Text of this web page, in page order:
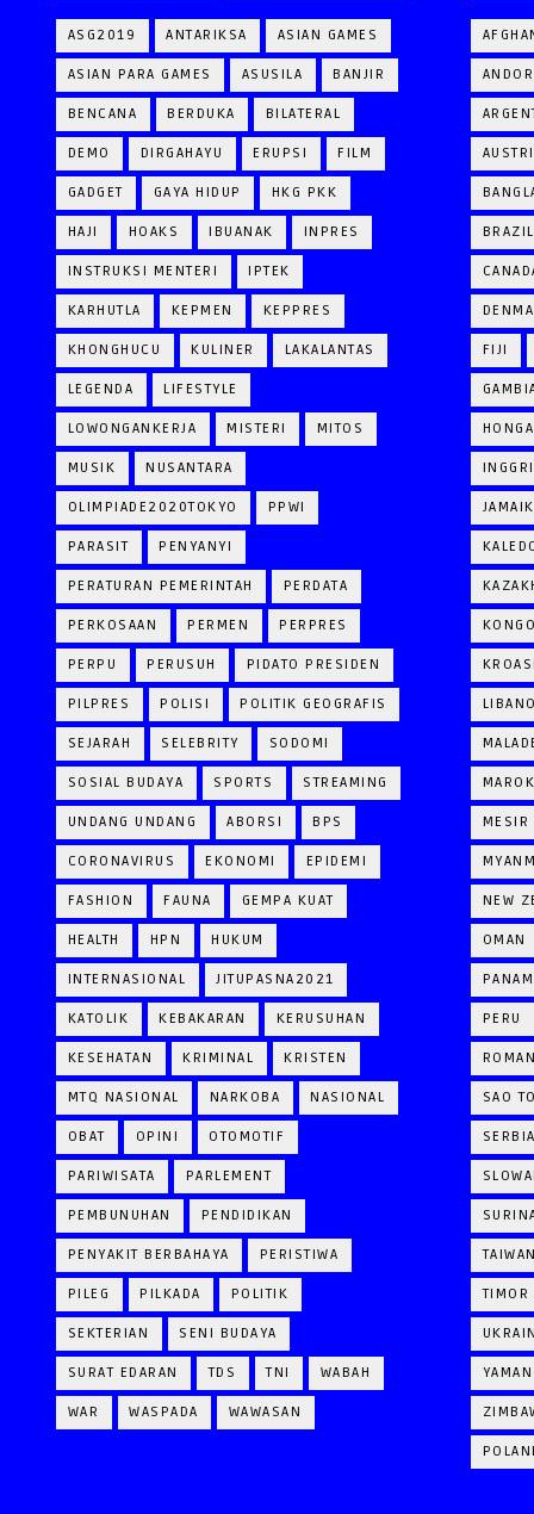
ASG2019 ANTARIKSA ASIAN GAMES
ASIAN PARA GAMES ASUSILA BANJIR
BENCANA BERDUKA BILATERAL
DEMO DIRGAHAYU ERUPSI FILM
GADGET GAYA HIDUP HKG PKK
HAJI HOAKS IBUANAK INPRES
INSTRUKSI MENTERI IPTEK
KARHUTLA KEPMEN KEPPRES
KHONGHUCU KULINER LAKALANTAS
LEGENDA LIFESTYLE
LOWONGANKERJA MISTERI MITOS
MUSIK NUSANTARA
OLIMPIADE2020TOKYO PPWI
PARASIT PENYANYI
PERATURAN PEMERINTAH PERDATA
PERKOSAAN PERMEN PERPRES
PERPU PERUSUH PIDATO PRESIDEN
PILPRES POLISI POLITIK GEOGRAFIS
SEJARAH SELEBRITY SODOMI
SOSIAL BUDAYA SPORTS STREAMING
UNDANG UNDANG ABORSI BPS
CORONAVIRUS EKONOMI EPIDEMI
FASHION FAUNA GEMPA KUAT
HEALTH HPN HUKUM
INTERNASIONAL JITUPASNA2021
KATOLIK KEBAKARAN KERUSUHAN
KESEHATAN KRIMINAL KRISTEN
MTQ NASIONAL NARKOBA NASIONAL
OBAT OPINI OTOMOTIF
PARIWISATA PARLEMENT
PEMBUNUHAN PENDIDIKAN
PENYAKIT BERBAHAYA PERISTIWA
PILEG PILKADA POLITIK
SEKTERIAN SENI BUDAYA
SURAT EDARAN TDS TNI WABAH
WAR WASPADA WAWASAN
BRAZIL
FIJI
MESIR
NEW
OMAN
PERU
SAO
TIMOR
YAMAN